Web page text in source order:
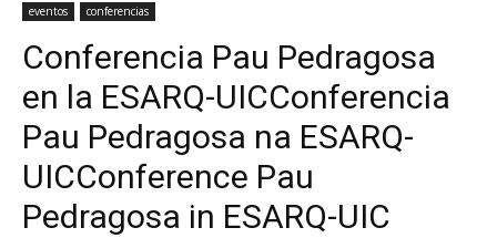
eventos conferencias
Conferencia Pau Pedragosa
en la ESARQ-UICConferencia
Pau Pedragosa na ESARQ-
UICConference Pau
Pedragosa in ESARQ-UIC